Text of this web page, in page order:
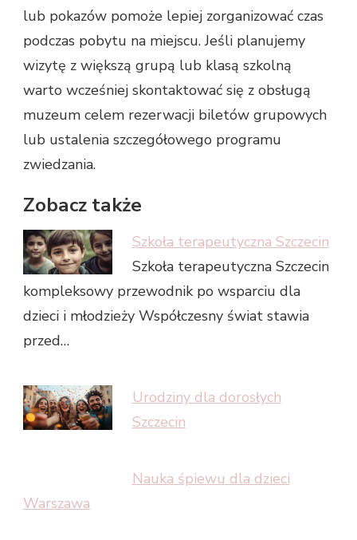
lub pokazów pomoże lepiej zorganizować czas
podczas pobytu na miejscu. Jeśli planujemy
wizytę z większą grupą lub klasą szkolną
warto wcześniej skontaktować się z obsługą
muzeum celem rezerwacji biletów grupowych
lub ustalenia szczegółowego programu
zwiedzania.
Zobacz także
Szkoła terapeutyczna Szczecin
Szkoła terapeutyczna Szczecin
kompleksowy przewodnik po wsparciu dla
dzieci i młodzieży Współczesny świat stawia
przed…
Urodziny dla dorosłych
Szczecin
Nauka śpiewu dla dzieci
Warszawa